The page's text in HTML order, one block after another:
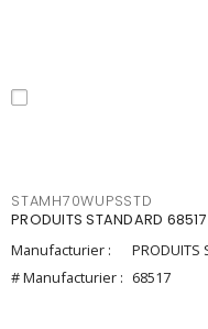
STAMH70WUPSSTD
PRODUITS STANDARD
Manufacturier :
PRODUITS
# Manufacturier : 68517